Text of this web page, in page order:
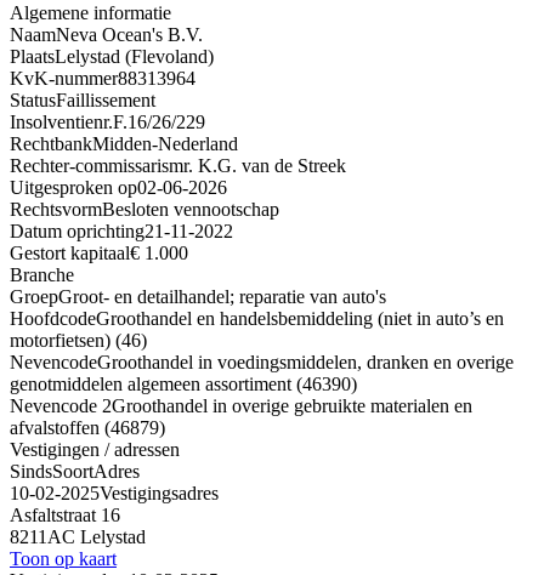
Algemene informatie
NaamNeva Ocean's B.V.
PlaatsLelystad (Flevoland)
KvK-nummer88313964
StatusFaillissement
Insolventienr.F.16/26/229
RechtbankMidden-Nederland
Rechter-commissarismr. K.G. van de Streek
Uitgesproken op02-06-2026
RechtsvormBesloten vennootschap
Datum oprichting21-11-2022
Gestort kapitaal€ 1.000
Branche
GroepGroot- en detailhandel; reparatie van auto's
HoofdcodeGroothandel en handelsbemiddeling (niet in auto’s en
motorfietsen) (46)
NevencodeGroothandel in voedingsmiddelen, dranken en overige
genotmiddelen algemeen assortiment (46390)
Nevencode 2Groothandel in overige gebruikte materialen en
afvalstoffen (46879)
Vestigingen / adressen
SindsSoortAdres
10-02-2025Vestigingsadres
Asfaltstraat 16
8211AC Lelystad
Toon op kaart